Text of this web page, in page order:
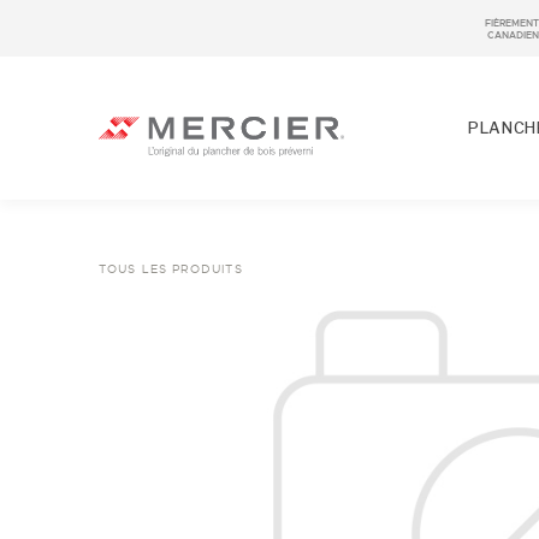
FIÈREMENT
CANADIEN
TOUS LES PRODUITS